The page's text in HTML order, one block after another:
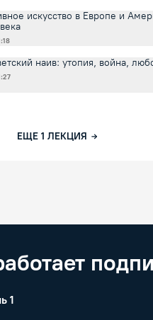
искусство в Европе и
наив: утопия, война,
ЕЩЕ 1 ЛЕКЦИЯ
1